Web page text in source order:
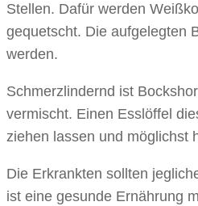
Stellen. Dafür werden
gequetscht. Die aufgelegten
werden.
Schmerzlindernd ist
vermischt. Einen Esslöffel
ziehen lassen und möglichst
Die Erkrankten sollten
ist eine gesunde Ernährung